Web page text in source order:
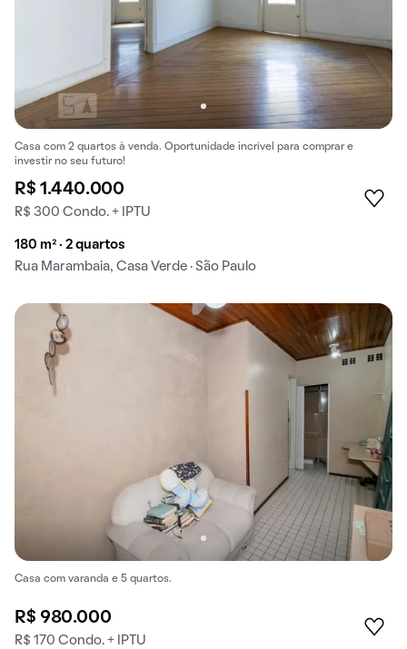
Casa com 2 quartos à venda. Oportunidade incrível para comprar e
investir no seu futuro!
R$ 1.440.000
R$ 300 Condo. + IPTU
180 m² · 2 quartos
Rua Marambaia, Casa Verde · São Paulo
Casa com varanda e 5 quartos.
R$ 980.000
R$ 170 Condo. + IPTU